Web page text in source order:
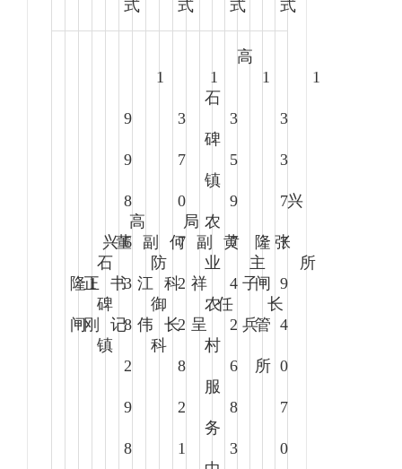
式 式 式 式
1
兴
隆
闸
董
正
刚
高
石
碑
镇
副
书
记
1
9
9
8
6
3
8
2
9
8
何
江
伟
局
防
御
科
副
科
长
1
3
7
0
7
2
2
8
2
1
黄
祥
呈
高
石
碑
镇
农
业
农
村
服
务
主
任
1
3
5
9
7
4
2
6
8
3
张
子
兵
兴
隆
闸
管
所
所
长
1
3
3
7
7
9
4
0
7
0